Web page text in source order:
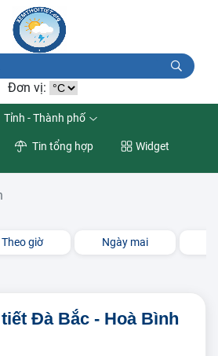
Đơn vị:
Tỉnh - Thành phố
Tin tổng hợp Widget
Theo giờ Ngày mai
Đà Bắc - Hoà Bình